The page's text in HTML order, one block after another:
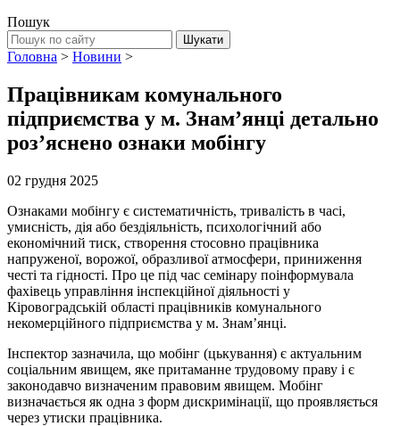
Пошук
Головна > Новини >
Працівникам комунального
підприємства у м. Знам’янці детально
роз’яснено ознаки мобінгу
02 грудня 2025
Ознаками мобінгу є систематичність, тривалість в часі,
умисність, дія або бездіяльність, психологічний або
економічний тиск, створення стосовно працівника
напруженої, ворожої, образливої атмосфери, приниження
честі та гідності. Про це під час семінару поінформувала
фахівець управління інспекційної діяльності у
Кіровоградській області працівників комунального
некомерційного підприємства у м. Знам’янці.
Інспектор зазначила, що мобінг (цькування) є актуальним
соціальним явищем, яке притаманне трудовому праву і є
законодавчо визначеним правовим явищем. Мобінг
визначається як одна з форм дискримінації, що проявляється
через утиски працівника.